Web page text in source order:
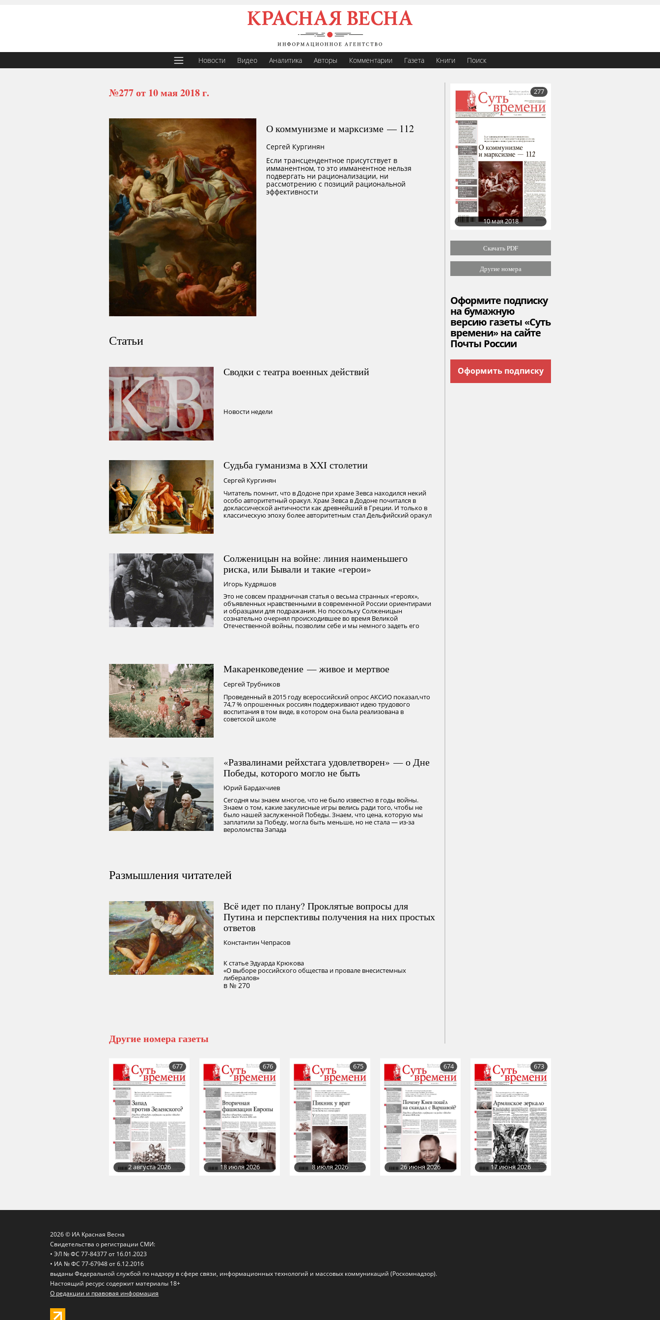
Новости Видео Аналитика Авторы Комментарии Газета Книги Поиск
№277 от 10 мая 2018 г.
О коммунизме и марксизме — 112
Сергей Кургинян
Если трансцендентное присутствует в
имманентном, то это имманентное нельзя
подвергать ни рационализации, ни
рассмотрению с позиций рациональной
эффективности
Статьи
Сводки с театра военных действий
Новости недели
Судьба гуманизма в XXI столетии
Сергей Кургинян
Читатель помнит, что в Додоне при храме Зевса находился некий
особо авторитетный оракул. Храм Зевса в Додоне почитался в
доклассической античности как древнейший в Греции. И только в
классическую эпоху более авторитетным стал Дельфийский оракул
Солженицын на войне: линия наименьшего
риска, или Бывали и такие «герои»
Игорь Кудряшов
Это не совсем праздничная статья о весьма странных «героях»,
объявленных нравственными в современной России ориентирами
и образцами для подражания. Но поскольку Солженицын
сознательно очернял происходившее во время Великой
Отечественной войны, позволим себе и мы немного задеть его
Макаренковедение — живое и мертвое
Сергей Трубников
Проведенный в 2015 году всероссийский опрос АКСИО показал,что
74,7 % опрошенных россиян поддерживают идею трудового
воспитания в том виде, в котором она была реализована в
советской школе
«Развалинами рейхстага удовлетворен» — о Дне
Победы, которого могло не быть
Юрий Бардахчиев
Сегодня мы знаем многое, что не было известно в годы войны.
Знаем о том, какие закулисные игры велись ради того, чтобы не
было нашей заслуженной Победы. Знаем, что цена, которую мы
заплатили за Победу, могла быть меньше, но не стала — из-за
вероломства Запада
Размышления читателей
Всё идет по плану? Проклятые вопросы для
Путина и перспективы получения на них простых
ответов
Константин Чепрасов
К статье Эдуарда Крюкова
«О выборе российского общества и провале внесистемных
либералов»
в № 270
Другие номера газеты
277
10 мая 2018
Скачать PDF
Другие номера
Оформите подписку
на бумажную
версию газеты «Суть
времени» на сайте
Почты России
Оформить подписку
677
2 августа 2026
676
18 июля 2026
675
8 июля 2026
674
26 июня 2026
673
17 июня 2026
2026 © ИА Красная Весна
Свидетельства о регистрации СМИ:
• ЭЛ № ФС 77-84377 от 16.01.2023
• ИА № ФС 77-67948 от 6.12.2016
выданы Федеральной службой по надзору в сфере связи, информационных технологий и массовых коммуникаций (Роскомнадзор).
Настоящий ресурс содержит материалы 18+
О редакции и правовая информация